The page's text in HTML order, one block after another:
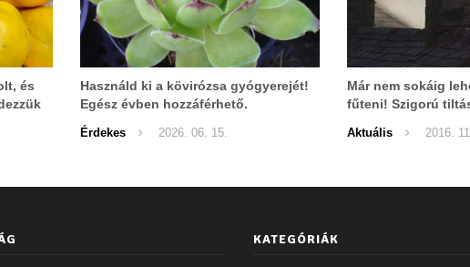
és
Használd ki a kövirózsa gyógyerejét!
Egész évben hozzáférhető.
Érdekes 2026. 06. 15.
Már nem sokáig
fűteni! Szigorú
Aktuális 2016.
KATEGÓRIÁK